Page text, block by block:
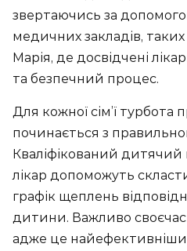
звертаючись за
медичних закладів,
Марія, де досвідчені
та безпечний процес.
Для кожної сім’ї турбота
починається з
Кваліфікований
лікар допоможуть
графік щеплень
дитини. Важливо
адже це